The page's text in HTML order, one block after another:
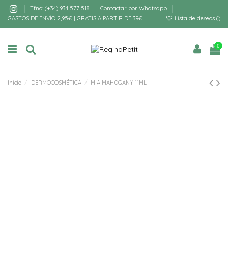
Tfno: (+34) 934 577 518
Contactar por Whatsapp
GASTOS DE ENVÍO 2,95€ | GRATIS A PARTIR DE 39€
Lista de deseos ()
0
Inicio DERMOCOSMÉTICA MIA MAHOGANY 11ML